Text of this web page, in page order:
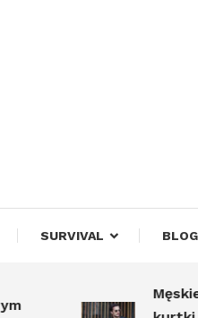
SURVIVAL BLOG
Męskie